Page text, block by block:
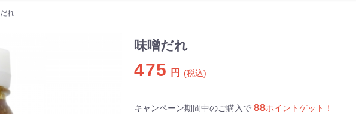
備前焼
れ
味噌だれ
475 円 (税込)
キャンペーン期間中のご購入で 88ポイントゲット！